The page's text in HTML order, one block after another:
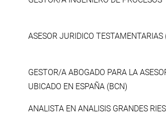
ASESOR JURIDICO
GESTOR/A ABOGADO PARA LA
UBICADO EN ESPAÑA (BCN)
ANALISTA EN ANALISIS GRANDES